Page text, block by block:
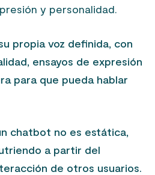
y personalidad.
propia voz definida, con
ensayos de expresión
para que pueda hablar
chatbot no es estática,
a partir del
de otros usuarios.